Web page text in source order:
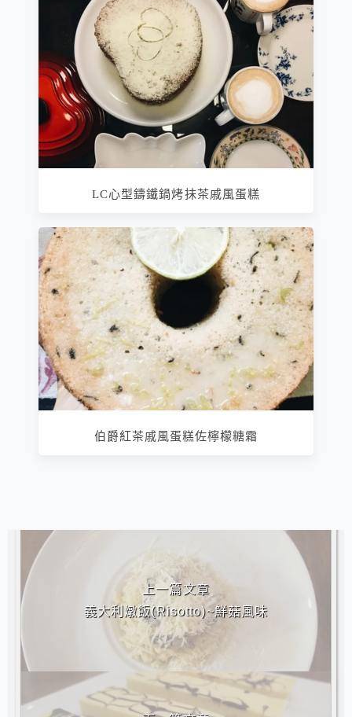
LC心型鑄鐵鍋烤抹茶戚風蛋糕
伯爵紅茶戚風蛋糕佐檸檬糖霜
相連文章
上一篇文章
義大利燉飯(Risotto)~鮮菇風味